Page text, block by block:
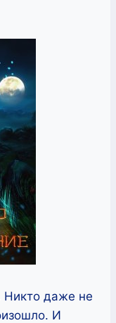
Никто даже не
И